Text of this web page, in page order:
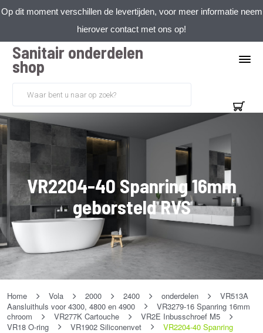
Op dit moment verschillen de levertijden, voor meer informatie neem
hierover contact met ons op!
Sanitair onderdelen
shop
VR2204-40 Spanring 16mm
geborsteld RVS
Home Vola 2000 2400 onderdelen
VR513A
Aansluithuls voor 4300, 4800 en 4900
VR3279-16 Spanring 16mm
chroom
VR277K Cartouche
VR2E Inbusschroef M5
VR18 O-ring
VR1902 Siliconenvet
VR2204-40 Spanring